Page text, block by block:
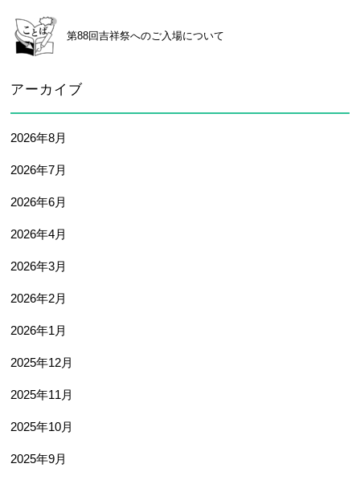
第88回吉祥祭へのご入場について
アーカイブ
2026年8月
2026年7月
2026年6月
2026年4月
2026年3月
2026年2月
2026年1月
2025年12月
2025年11月
2025年10月
2025年9月